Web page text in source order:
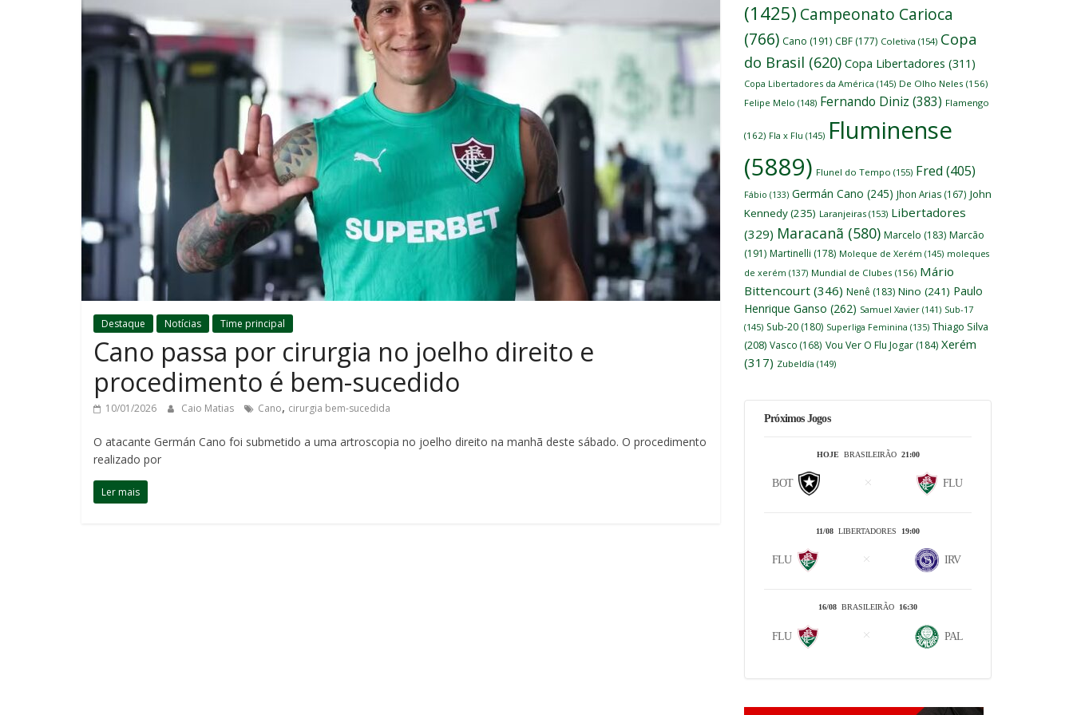
Destaque Notícias Time principal
Cano passa por cirurgia no joelho direito e
procedimento é bem-sucedido
10/01/2026 Caio Matias Cano, cirurgia bem-sucedida
O atacante Germán Cano foi submetido a uma artroscopia no joelho direito na manhã deste sábado. O procedimento
realizado por
Ler mais
(1425) Campeonato Carioca
(766) Cano (191) CBF (177) Coletiva (154) Copa
do Brasil (620) Copa Libertadores (311)
Copa Libertadores da América (145) De Olho Neles (156)
Felipe Melo (148) Fernando Diniz (383) Flamengo
(162) Fla x Flu (145) Fluminense
(5889) Flunel do Tempo (155) Fred (405)
Fábio (133) Germán Cano (245) Jhon Arias (167) John
Kennedy(235) Laranjeiras (153) Libertadores
(329) Maracanã (580) Marcelo (183) Marcão
(191) Martinelli (178) Moleque de Xerém (145) moleques
de xerém (137) Mundial de Clubes (156) Mário
Bittencourt (346) Nenê (183) Nino (241) Paulo
Henrique Ganso (262) Samuel Xavier (141) Sub-17
(145) Sub-20 (180) Superliga Feminina (135) Thiago Silva
(208) Vasco (168) Vou Ver O Flu Jogar (184) Xerém
(317) Zubeldía (149)
Próximos Jogos
HOJE BRASILEIRÃO 21:00
BOT FLU
11/08 LIBERTADORES 19:00
FLU IRV
16/08 BRASILEIRÃO 16:30
FLU PAL